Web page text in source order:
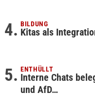
BILDUNG
Kitas als
ENTHÜLLT
Interne Chats
und AfD…